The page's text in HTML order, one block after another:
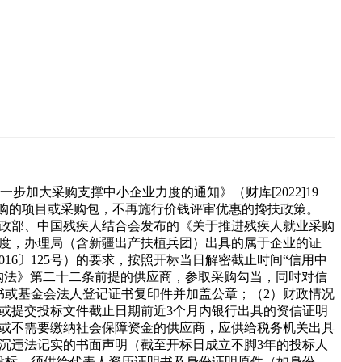
加大采购支撑中小企业力度的通知》（财库[2022]19
项目或采购包，不再施行价钱评审优惠的搀扶政策。
部、中国残疾人结合会发布的《关于推进残疾人就业采购
，办理局（含新疆出产扶植兵团）出具的属于企业的证
〕125号）的要求，按照开标当日解密截止时间“信用中
》第二十二条前提的供应商，参取采购勾当，同时对信
基金会法人登记证书复印件并加盖公章；（2）财政情况
提交投标文件截止日期前近3个月内银行出具的资信证明
不需要缴纳社会保障资金的供应商，应供给税务机关出具
法记实的书面声明（截至开标日成立不脚3年的投标人